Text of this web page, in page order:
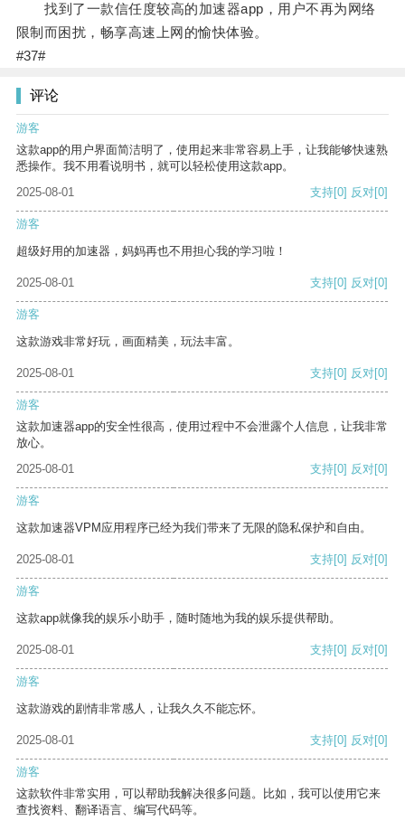
找到了一款信任度较高的加速器app，用户不再为网络
限制而困扰，畅享高速上网的愉快体验。
#37#
评论
游客
这款app的用户界面简洁明了，使用起来非常容易上手，让我能够快速熟
悉操作。我不用看说明书，就可以轻松使用这款app。
2025-08-01
支持[0] 反对[0]
游客
超级好用的加速器，妈妈再也不用担心我的学习啦！
2025-08-01 支持[0] 反对[0]
游客
这款游戏非常好玩，画面精美，玩法丰富。
2025-08-01 支持[0] 反对[0]
游客
这款加速器app的安全性很高，使用过程中不会泄露个人信息，让我非常
放心。
2025-08-01
支持[0] 反对[0]
游客
这款加速器VPM应用程序已经为我们带来了无限的隐私保护和自由。
2025-08-01 支持[0] 反对[0]
游客
这款app就像我的娱乐小助手，随时随地为我的娱乐提供帮助。
2025-08-01 支持[0] 反对[0]
游客
这款游戏的剧情非常感人，让我久久不能忘怀。
2025-08-01 支持[0] 反对[0]
游客
这款软件非常实用，可以帮助我解决很多问题。比如，我可以使用它来
查找资料、翻译语言、编写代码等。